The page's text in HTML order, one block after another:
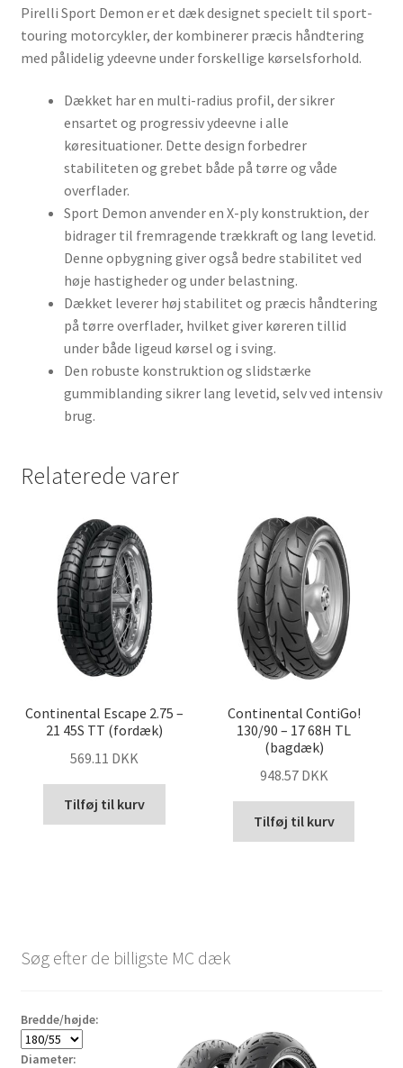
Pirelli Sport Demon er et dæk designet specielt til sport-
touring motorcykler, der kombinerer præcis håndtering
med pålidelig ydeevne under forskellige kørselsforhold.
Dækket har en multi-radius profil, der sikrer
ensartet og progressiv ydeevne i alle
køresituationer. Dette design forbedrer
stabiliteten og grebet både på tørre og våde
overflader.
Sport Demon anvender en X-ply konstruktion, der
bidrager til fremragende trækkraft og lang levetid.
Denne opbygning giver også bedre stabilitet ved
høje hastigheder og under belastning.
Dækket leverer høj stabilitet og præcis håndtering
på tørre overflader, hvilket giver køreren tillid
under både ligeud kørsel og i sving.
Den robuste konstruktion og slidstærke
gummiblanding sikrer lang levetid, selv ved intensiv
brug.
Relaterede varer
Continental Escape 2.75 –
21 45S TT (fordæk)
569.11 DKK
Tilføj til kurv
Continental ContiGo!
130/90 – 17 68H TL
(bagdæk)
948.57 DKK
Tilføj til kurv
Søg efter de billigste MC dæk
Bredde/højde:
Diameter: